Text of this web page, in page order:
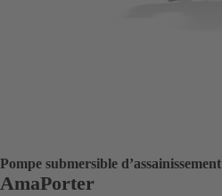
Pompe submersible d’assainissement
AmaPorter